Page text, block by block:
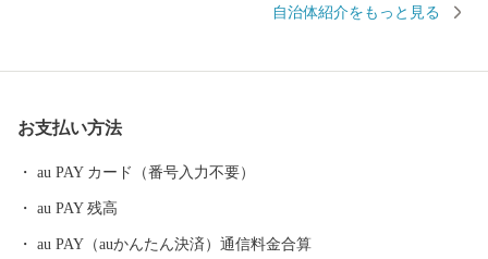
ル：din-furusato@din-group.co.jp 営業時間：月曜～金曜 9:00-17:15
策課 ふるさと振興係 平日8時30分～17時15分 TEL：0296-43-2111
自治体紹介をもっと見る
お支払い方法
au PAY カード（番号入力不要）
au PAY 残高
au PAY（auかんたん決済）通信料金合算